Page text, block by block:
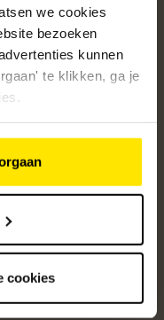
we cookies
bezoeken
kunnen
te klikken, ga je
cookies
persoonlijk advies.